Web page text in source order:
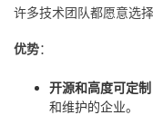
学
堂
持
我
许多技术团队都愿意选择
优势：
开源和高度可定制
和维护的企业。